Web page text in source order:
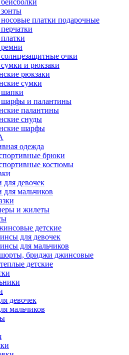
платки подарочные
очки
и рюкзаки
рюкзаки
сумки
и палантины
палантины
снуды
шарфы
одежда
брюки
костюмы
для девочек
для мальчиков
и жилеты
детские
для девочек
для мальчиков
бриджи джинсовые
детские
девочек
мальчиков